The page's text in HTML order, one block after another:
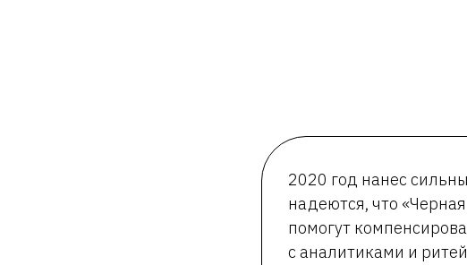
2020 год нанес
надеются, что
помогут
с аналитиками и